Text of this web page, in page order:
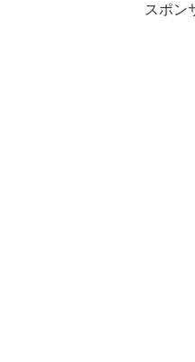
スポン